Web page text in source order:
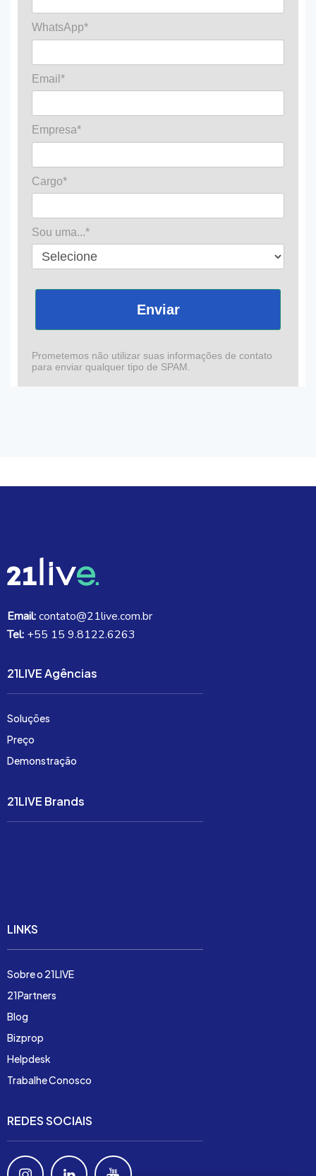
WhatsApp*
Email*
Empresa*
Cargo*
Sou uma...*
Enviar
Prometemos não utilizar suas informações de contato
para enviar qualquer tipo de SPAM.
Email:contato@21live.com.br
Tel: +55 15 9.8122.6263
21LIVE Agências
Soluções
Preço
Demonstração
21LIVE Brands
LINKS
Sobre o 21LIVE
21Partners
Blog
Bizprop
Helpdesk
Trabalhe Conosco
REDES SOCIAIS